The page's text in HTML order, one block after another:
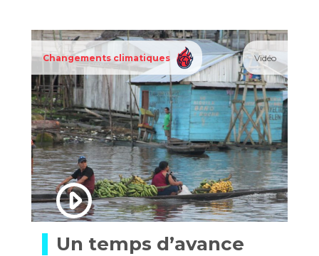
Changements climatiques Vidéo
Un temps d’avance